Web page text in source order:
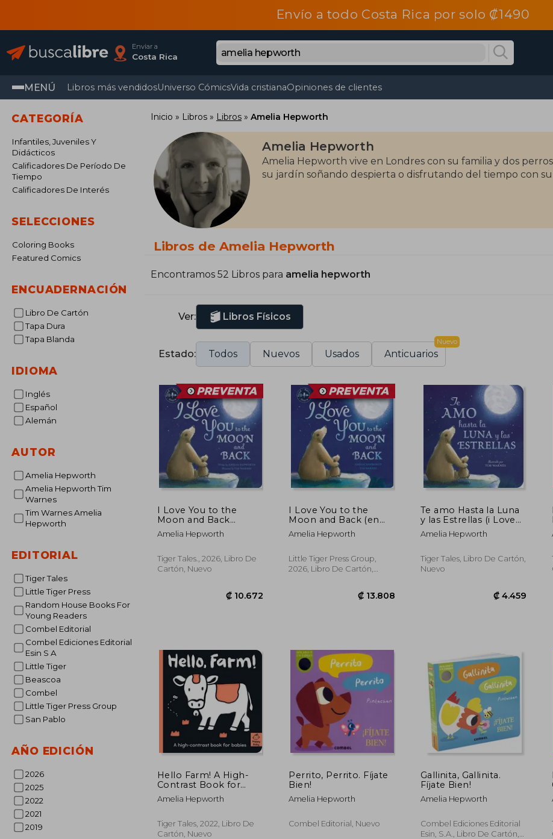
Envío a todo Costa Rica por solo ₡1490
Enviar a
Costa Rica
MENÚ Libros más vendidosUniverso CómicsVida cristianaOpiniones de clientes
CATEGORÍA
Infantiles, Juveniles Y
Didácticos
Calificadores De Período De
Tiempo
Calificadores De Interés
SELECCIONES
Coloring Books
Featured Comics
ENCUADERNACIÓN
Libro De Cartón
Tapa Dura
Tapa Blanda
IDIOMA
Inglés
Español
Alemán
AUTOR
Amelia Hepworth
Amelia Hepworth Tim
Warnes
Tim Warnes Amelia
Hepworth
EDITORIAL
Tiger Tales
Little Tiger Press
Random House Books For
Young Readers
Combel Editorial
Combel Ediciones Editorial
Esin S A
Little Tiger
Beascoa
Combel
Little Tiger Press Group
San Pablo
AÑO EDICIÓN
2026
2025
2022
2021
2019
Inicio Libros Libros Amelia Hepworth
Amelia Hepworth
Amelia Hepworth vive en Londres con su familia y dos
su jardín soñando despierta o disfrutando del tiempo con
Libros de Amelia Hepworth
Encontramos 52 Libros para amelia hepworth
Ver: Libros Físicos
Estado: Todos Nuevos Usados Anticuarios
Nuevo
I Love You to the
Moon and Back
Recordable: Read,
Record, Share (en
Amelia Hepworth
Tiger Tales., 2026, Libro De
Cartón, Nuevo
₡ 10.672
I Love You to the
Moon and Back (en
Inglés)
Amelia Hepworth
Little Tiger Press Group,
2026, Libro De Cartón,
₡ 13.808
Te amo Hasta la Luna
y las Estrellas (i Love
you to the Moon and
Back Spanish ed )
Amelia Hepworth
Tiger Tales, Libro De Cartón,
Nuevo
Hello Farm! A High-
Contrast Book for
Babies (Happy Baby)
(en Inglés)
Amelia Hepworth
Tiger Tales, 2022, Libro De
Cartón, Nuevo
Perrito, Perrito. Fíjate
Bien!
Amelia Hepworth
Combel Editorial, Nuevo
Gallinita, Gallinita.
Fíjate Bien!
Amelia Hepworth
Combel Ediciones Editorial
Esin, S.A., Libro De Cartón,